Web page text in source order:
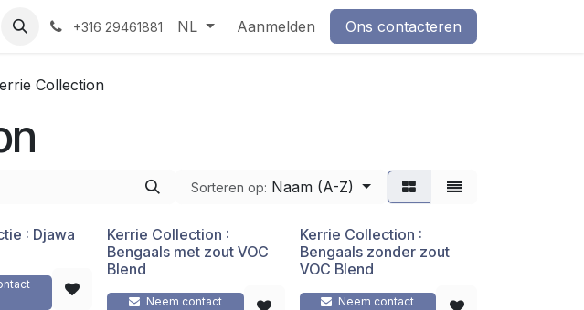
+316 29461881 NL Aanmelden Ons contacteren
Collection
Sorteren op: Naam (A-Z)
: Djawa
Kerrie Collection :
Bengaals met zout VOC
Blend
Neem contact
Kerrie Collection :
Bengaals zonder zout
VOC Blend
Neem contact